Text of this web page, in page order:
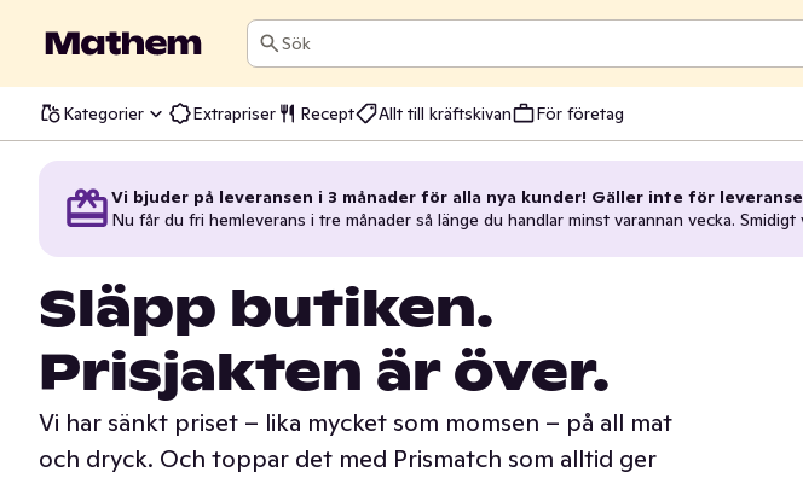
Sök
Kategorier Extrapriser Recept Allt till kräftskivan För företag
Vi bjuder på leveransen i 3 månader för alla nya kunder! Gäller inte för
Nu får du fri hemleverans i tre månader så länge du handlar minst varannan vecka. Smidigt
Släpp butiken.
Prisjakten är över.
Vi har sänkt priset – lika mycket som momsen – på all mat
och dryck. Och toppar det med Prismatch som alltid ger